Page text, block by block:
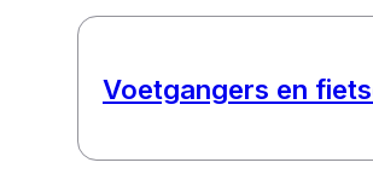
Voetgangers en